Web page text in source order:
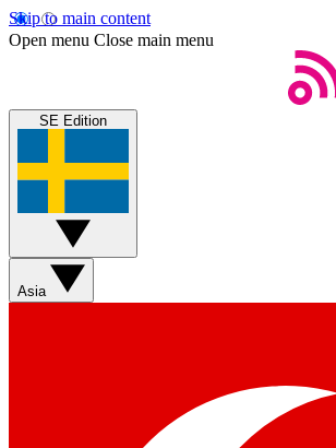
Skip to main content
Open menu Close main menu
SE Edition
Asia